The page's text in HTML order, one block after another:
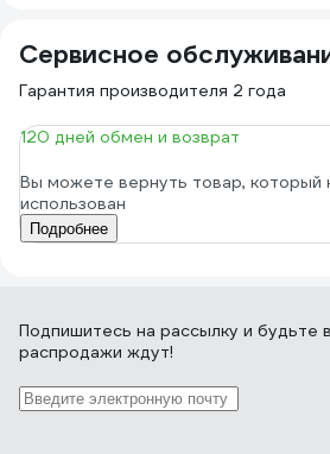
Сервисное
Гарантия производителя 2 года
120 дней обмен и возврат
Вы можете вернуть товар, который
использован
Подробнее
Подпишитесь на рассылку и будьте
распродажи ждут!